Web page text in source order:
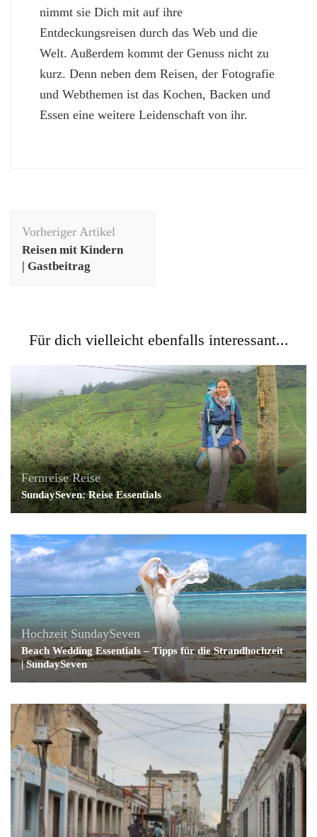
nimmt sie Dich mit auf ihre
Entdeckungsreisen durch das Web und die
Welt. Außerdem kommt der Genuss nicht zu
kurz. Denn neben dem Reisen, der Fotografie
und Webthemen ist das Kochen, Backen und
Essen eine weitere Leidenschaft von ihr.
Vorheriger Artikel
Reisen mit Kindern
| Gastbeitrag
Für dich vielleicht ebenfalls interessant...
Fernreise Reise
SundaySeven: Reise Essentials
Hochzeit SundaySeven
Beach Wedding Essentials – Tipps für die Strandhochzeit
| SundaySeven